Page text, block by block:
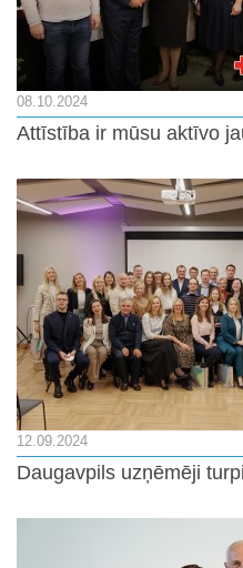
08.10.2024
Attīstība ir mūsu aktīvo
12.09.2024
Daugavpils uzņēmēji